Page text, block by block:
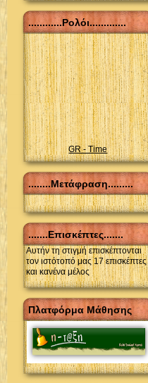
............Ρολόι.............
GR - Time
........Μετάφραση.........
.......Επισκέπτες.......
Αυτήν τη στιγμή επισκέπτονται
τον ιστότοπό μας 17 επισκέπτες
και κανένα μέλος
Πλατφόρμα Μάθησης